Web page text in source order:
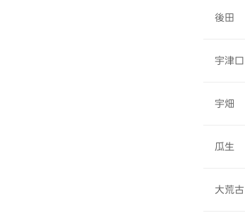
後田
宇津口
宇畑
瓜生
大荒古